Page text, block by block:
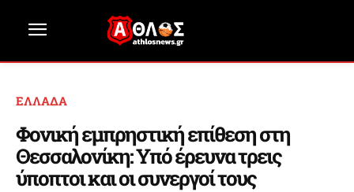
ΕΛΛΑΔΑ
Φονική εμπρηστική επίθεση στη
Θεσσαλονίκη: Υπό έρευνα τρεις
ύποπτοι και οι συνεργοί τους